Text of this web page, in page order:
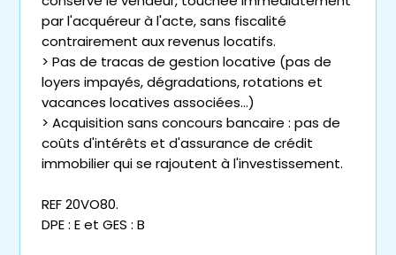
par l'acquéreur à l'acte, sans fiscalité
contrairement aux revenus locatifs.
> Pas de tracas de gestion locative (pas de
loyers impayés, dégradations, rotations et
vacances locatives associées...)
> Acquisition sans concours bancaire : pas de
coûts d'intérêts et d'assurance de crédit
immobilier qui se rajoutent à l'investissement.
REF 20VO80.
DPE : E et GES : B